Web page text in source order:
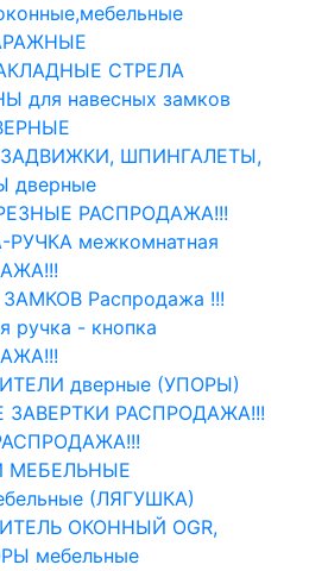
СТРЕЛА
для навесных замков
ШПИНГАЛЕТЫ,
дверные
РАСПРОДАЖА!!!
межкомнатная
Распродажа !!!
ручка - кнопка
дверные (УПОРЫ)
ЗАВЕРТКИ РАСПРОДАЖА!!!
МЕБЕЛЬНЫЕ
(ЛЯГУШКА)
ОКОННЫЙ OGR,
мебельные